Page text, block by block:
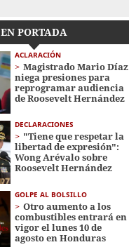
EN PORTADA
ACLARACIÓN
Magistrado Mario Díaz
niega presiones para
reprogramar audiencia
de Roosevelt Hernández
DECLARACIONES
"Tiene que respetar la
libertad de expresión":
Wong Arévalo sobre
Roosevelt Hernández
GOLPE AL BOLSILLO
Otro aumento a los
combustibles entrará en
vigor el lunes 10 de
agosto en Honduras